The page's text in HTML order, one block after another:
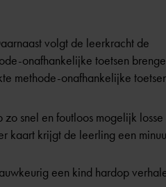
volgt de leerkracht de
onafhankelijke toetsen
methode-onafhankelijke
snel en foutloos mogelijk losse
kaart krijgt de leerling een
een kind hardop